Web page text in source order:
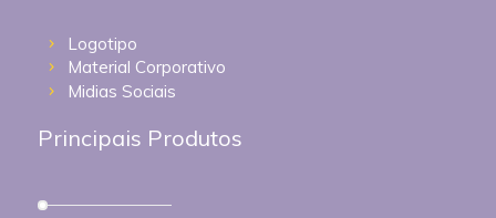
Logotipo
Material Corporativo
Midias Sociais
Principais Produtos